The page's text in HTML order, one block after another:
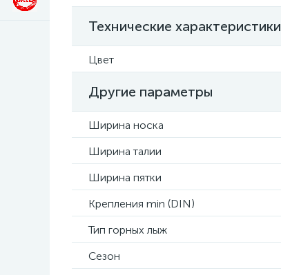
Технические характеристики
Цвет
Другие параметры
Ширина носка
Ширина талии
Ширина пятки
Крепления min (DIN)
Тип горных лыж
Сезон